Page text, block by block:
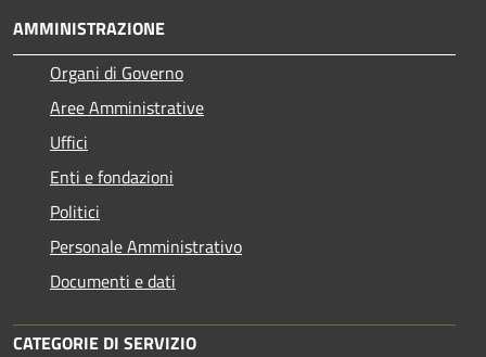
AMMINISTRAZIONE
Organi di Governo
Aree Amministrative
Uffici
Enti e fondazioni
Politici
Personale Amministrativo
Documenti e dati
CATEGORIE DI SERVIZIO